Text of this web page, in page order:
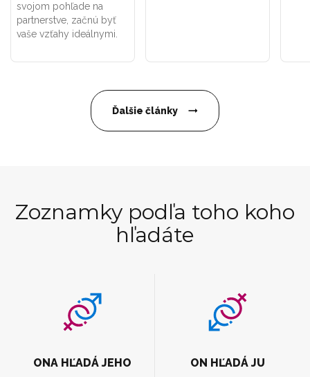
svojom pohľade na
partnerstve, začnú byť
vaše vzťahy ideálnymi.
Ďalšie články
Zoznamky podľa toho koho
hľadáte
ONA HĽADÁ JEHO ON HĽADÁ JU